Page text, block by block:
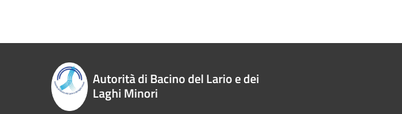
Autorità di Bacino del Lario e dei
Laghi Minori